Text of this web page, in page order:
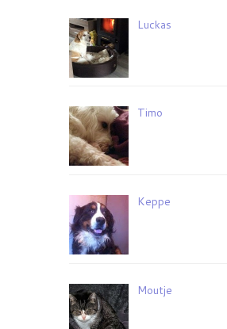
Luckas
Timo
Keppe
Moutje